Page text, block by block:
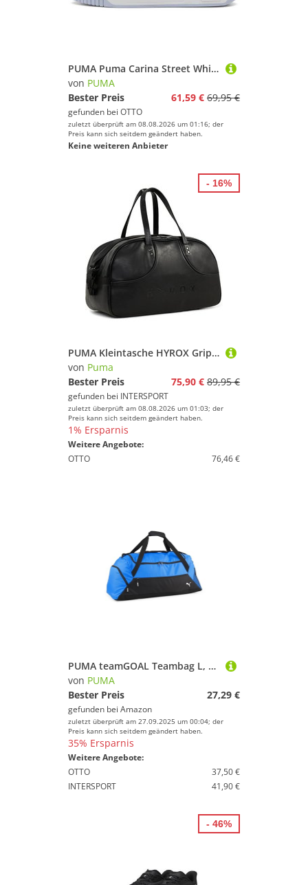
PUMA Puma Carina Street White-Rose Quartz-Cool Weather Sneaker
von PUMA
Bester Preis
61,59 € 69,95 €
gefunden bei OTTO
zuletzt überprüft am 08.08.2026 um 01:16; der
Preis kann sich seitdem geändert haben.
Keine weiteren Anbieter
PUMA Kleintasche HYROX Grip Bag
von Puma
Bester Preis
75,90 € 89,95 €
gefunden bei INTERSPORT
zuletzt überprüft am 08.08.2026 um 01:03; der
Preis kann sich seitdem geändert haben.
1% Ersparnis
Weitere Angebote:
OTTO
76,46 €
- 16%
PUMA teamGOAL Teambag L, Unisex-Erwachsene Sporttasche, Ignite Blue-PUMA Black, OSFA -
von PUMA
Bester Preis
27,29 €
gefunden bei Amazon
zuletzt überprüft am 27.09.2025 um 00:04; der
Preis kann sich seitdem geändert haben.
35% Ersparnis
Weitere Angebote:
OTTO
37,50 €
INTERSPORT
41,90 €
- 46%